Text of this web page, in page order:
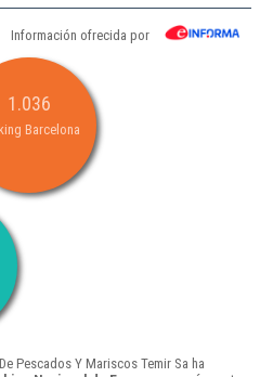
Información ofrecida por
1.036
Barcelona
Pescados Y Mariscos Temir Sa ha